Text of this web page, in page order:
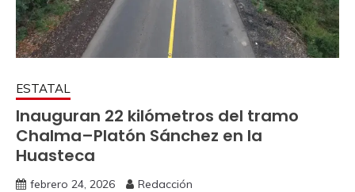
ESTATAL
Inauguran 22 kilómetros del tramo
Chalma–Platón Sánchez en la
Huasteca
febrero 24, 2026 Redacción